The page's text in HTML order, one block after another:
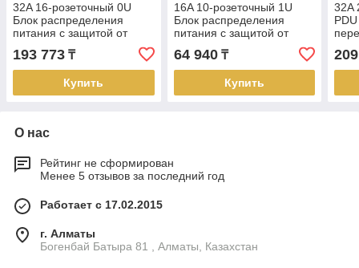
32A 16-розеточный 0U
Блок распределения
питания с защитой от
перегрузок (IEC-320 C13)
100-240В PE0316SG ATEN
193 773 ₸
Купить
16A 10-розеточный 1U
Блок распределения
питания с защитой от
перегрузок (IEC-320 C13)
100-240В. PE0210SG
ATEN
64 940₸
Купить
32A
О нас
Рейтинг не сформирован
Менее 5 отзывов за последний год
Работает с 17.02.2015
г. Алматы
Богенбай Батыра 81 , Алматы, Казахстан